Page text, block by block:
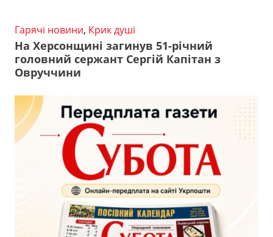
Гарячі новини, Крик душі
На Херсонщині загинув 51-річний
головний сержант Сергій Капітан з
Овруччини